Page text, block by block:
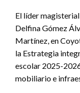
El líder
Delfina Gómez
Martínez, en
la Estrategia
escolar 2025-
mobiliario e